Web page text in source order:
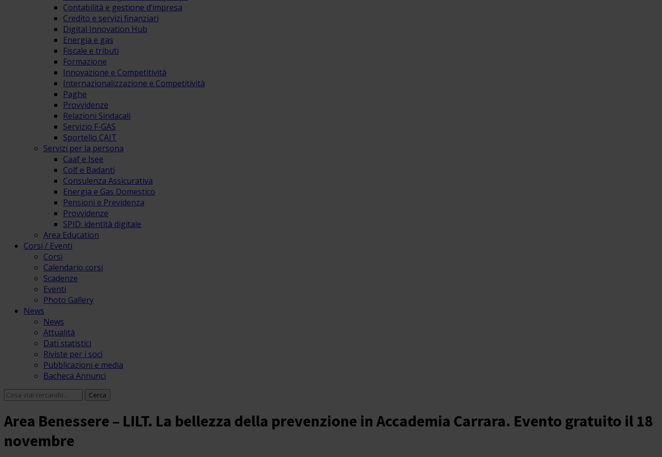
Contabilità e gestione d’impresa
Credito e servizi finanziari
Digital Innovation Hub
Energia e gas
Fiscale e tributi
Formazione
Innovazione e Competitività
Internazionalizzazione e Competitività
Paghe
Provvidenze
Relazioni Sindacali
Servizio F-GAS
Sportello CAIT
Servizi per la persona
Caaf e Isee
Colf e Badanti
Consulenza Assicurativa
Energia e Gas Domestico
Pensioni e Previdenza
Provvidenze
SPID: identità digitale
Area Education
Corsi / Eventi
Corsi
Calendario corsi
Scadenze
Eventi
Photo Gallery
News
News
Attualità
Dati statistici
Riviste per i soci
Pubblicazioni e media
Bacheca Annunci
Area Benessere – LILT. La bellezza della prevenzione in Accademia Carrara. Evento gratuito il 18
novembre